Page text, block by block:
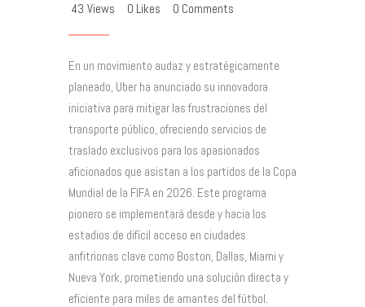
43 Views 0 Likes 0 Comments
En un movimiento audaz y estratégicamente
planeado, Uber ha anunciado su innovadora
iniciativa para mitigar las frustraciones del
transporte público, ofreciendo servicios de
traslado exclusivos para los apasionados
aficionados que asistan a los partidos de la Copa
Mundial de la FIFA en 2026. Este programa
pionero se implementará desde y hacia los
estadios de difícil acceso en ciudades
anfitrionas clave como Boston, Dallas, Miami y
Nueva York, prometiendo una solución directa y
eficiente para miles de amantes del fútbol.